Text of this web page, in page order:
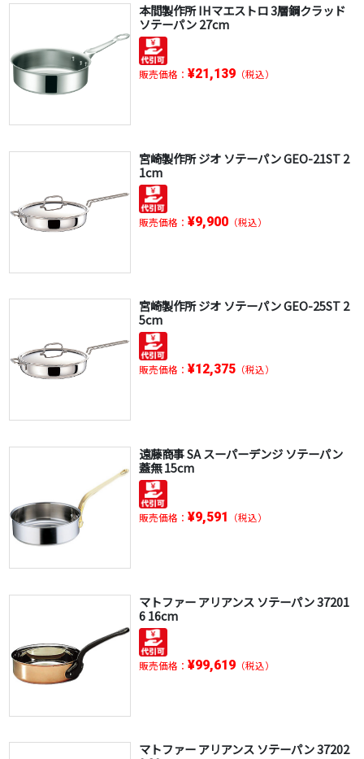
本間製作所 IHマエストロ 3層鋼クラッド
ソテーパン 27cm
販売価格： ¥21,139（税込）
宮崎製作所 ジオ ソテーパン GEO-21ST 2
1cm
販売価格： ¥9,900（税込）
宮崎製作所 ジオ ソテーパン GEO-25ST 2
5cm
販売価格： ¥12,375（税込）
遠藤商事 SA スーパーデンジ ソテーパン
蓋無 15cm
販売価格： ¥9,591 （税込）
マトファー アリアンス ソテーパン 37201
6 16cm
販売価格： ¥99,619（税込）
マトファー アリアンス ソテーパン 37202